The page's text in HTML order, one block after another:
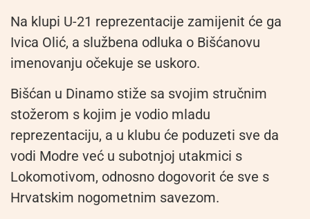
Na klupi U-21 reprezentacije zamijenit će ga
Ivica Olić, a službena odluka o Bišćanovu
imenovanju očekuje se uskoro.
Bišćan u Dinamo stiže sa svojim stručnim
stožerom s kojim je vodio mladu
reprezentaciju, a u klubu će poduzeti sve da
vodi Modre već u subotnjoj utakmici s
Lokomotivom, odnosno dogovorit će sve s
Hrvatskim nogometnim savezom.